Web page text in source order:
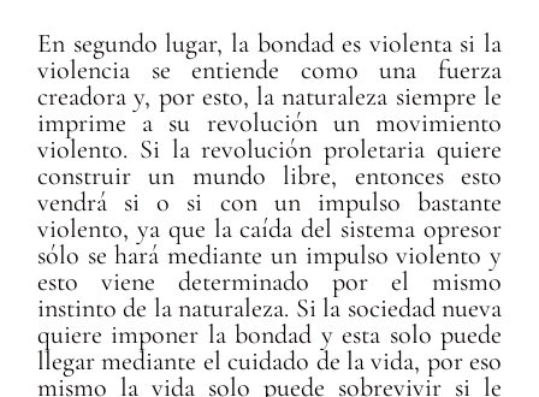
En segundo lugar, la bondad es violenta si la
violencia se entiende como una fuerza
creadora y, por esto, la naturaleza siempre le
imprime a su revolución un movimiento
violento. Si la revolución proletaria quiere
construir un mundo libre, entonces esto
vendrá si o si con un impulso bastante
violento, ya que la caída del sistema opresor
sólo se hará mediante un impulso violento y
esto viene determinado por el mismo
instinto de la naturaleza. Si la sociedad nueva
quiere imponer la bondad y esta solo puede
llegar mediante el cuidado de la vida, por eso
mismo la vida solo puede sobrevivir si le